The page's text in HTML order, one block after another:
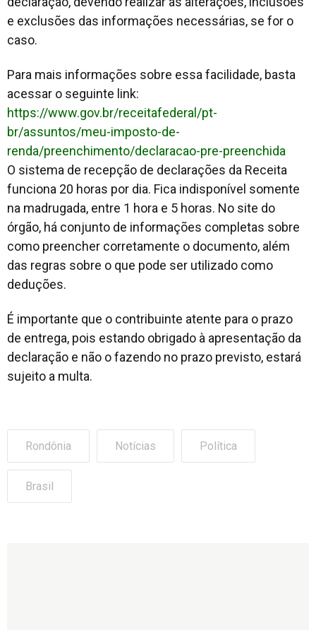
e exclusões das informações necessárias, se for o
caso.
Para mais informações sobre essa facilidade, basta
acessar o seguinte link:
https://www.gov.br/receitafederal/pt-
br/assuntos/meu-imposto-de-
renda/preenchimento/declaracao-pre-preenchida
O sistema de recepção de declarações da Receita
funciona 20 horas por dia. Fica indisponível somente
na madrugada, entre 1 hora e 5 horas. No site do
órgão, há conjunto de informações completas sobre
como preencher corretamente o documento, além
das regras sobre o que pode ser utilizado como
deduções.
É importante que o contribuinte atente para o prazo
de entrega, pois estando obrigado à apresentação da
declaração e não o fazendo no prazo previsto, estará
sujeito a multa.
Rondônia Notícias Política
Brasil